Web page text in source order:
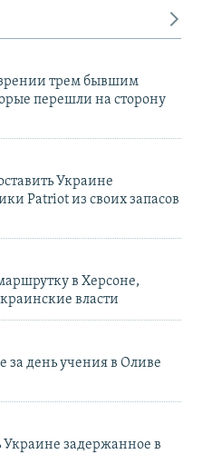
трем бывшим
перешли на сторону
Украине
Patriot из своих запасов
в Херсоне,
власти
за день учения в Оливе
задержанное в